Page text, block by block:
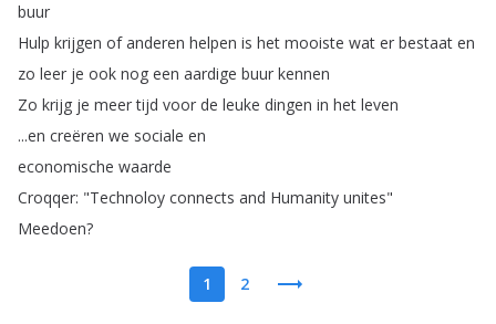
buur
Hulp krijgen of anderen helpen is het mooiste wat er bestaat en
zo leer je ook nog een aardige buur kennen
Zo krijg je meer tijd voor de leuke dingen in het leven
...en creëren we sociale en
economische waarde
Croqqer: "Technoloy connects and Humanity unites"
Meedoen?
1 2